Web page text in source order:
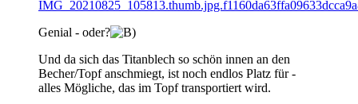
Genial - oder?
Und da sich das Titanblech so schön innen an den
Becher/Topf anschmiegt, ist noch endlos Platz für -
alles Mögliche, das im Topf transportiert wird.